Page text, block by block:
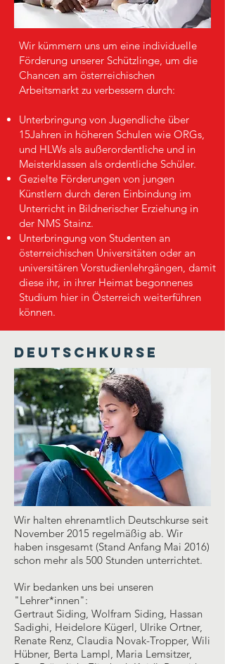
Wir kümmern uns um eine individuelle
Förderung unserer Schützlinge, um die
Chancen am österreichischen
Arbeitsmarkt zu verbessern durch:
Unterbringung von Jugendliche über
15Jahren in höheren Schulen wie ORGs,
und HLWs als außerordentliche und in
Meisterklassen als ordentliche Schüler.
Gezielte Förderungen von jungen
Künstlern durch deren Einbindung im
Unterricht in Bildnerischer Erziehung in
der NMS Stainz.
Unterbringung von Studenten an
österreichischen Universitäten oder an
universitären Vorstudienlehrgängen, damit
diese ihr, in ihrer Heimat begonnenes
Studium hier in Österreich weiterführen
können.
Deutschkurse
Wir halten ehrenamtlich Deutschkurse seit
November 2015 regelmäßig ab. Wir
haben insgesamt (Stand Anfang Mai 2016)
schon mehr als 500 Stunden unterrichtet.
Wir bedanken uns bei unseren
"Lehrer*innen":
Gertraut Siding, Wolfram Siding, Hassan
Sadighi, Heidelore Kügerl, Ulrike Ortner,
Renate Renz, Claudia Novak-Tropper, Wili
Hübner, Berta Lampl, Maria Lemsitzer,